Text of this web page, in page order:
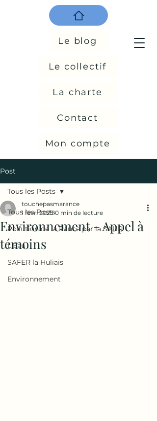
Le blog
Le collectif
La charte
Mon compte
Contact
Post
Tous les Posts
Pollution de la Rance par la SAUR
L'Eau
SAFER la Huliais
Environnement
Tous les Posts
Environnement - Appel à
témoins
touchepasmarance
1 févr. 2025 0 min de lecture